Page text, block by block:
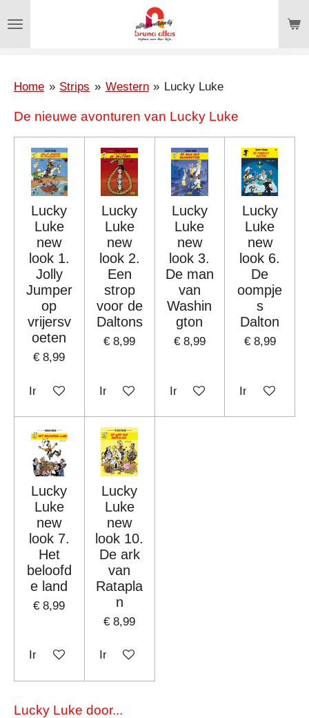
direct
hoofdinhoud
Home » Strips » Western » Lucky Luke
De nieuwe avonturen van Lucky Luke
Lucky
Luke
new
look 1.
Jolly
Jumper
op
vrijersv
oeten
€ 8,99
In winkelwagen
Lucky
Luke
new
look 2.
Een
strop
voor de
Daltons
€ 8,99
In winkelwagen
Lucky
Luke
new
look 3.
De man
van
Washin
gton
€ 8,99
In winkelwagen
Lucky
Luke
new
look 6.
De
oompje
s
Dalton
€ 8,99
In
Lucky
Luke
new
look 7.
Het
beloofd
e land
€ 8,99
In winkelwagen
Lucky
Luke
new
look 10.
De ark
van
Ratapla
n
€ 8,99
In winkelwagen
Lucky Luke door...